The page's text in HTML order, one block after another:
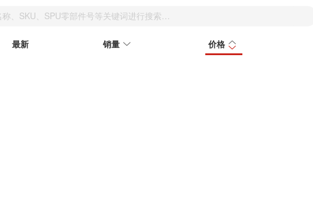
最新 销量 价格